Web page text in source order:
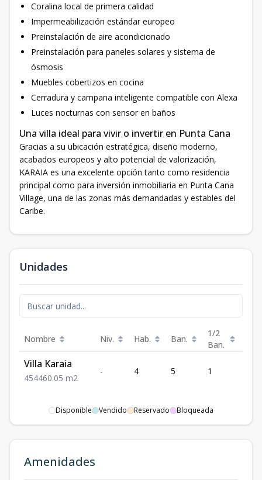
Coralina local de primera calidad
Impermeabilización estándar europeo
Preinstalación de aire acondicionado
Preinstalación para paneles solares y sistema de
ósmosis
Muebles cobertizos en cocina
Cerradura y campana inteligente compatible con Alexa
Luces nocturnas con sensor en baños
Una villa ideal para vivir o invertir en Punta Cana
Gracias a su ubicación estratégica, diseño moderno,
acabados europeos y alto potencial de valorización,
KARAIA es una excelente opción tanto como residencia
principal como para inversión inmobiliaria en Punta Cana
Village, una de las zonas más demandadas y estables del
Caribe.
Unidades
Nombre Niv. Hab. Ban.
1/2
Ban.
Villa Karaia
454460.05 m2
- 4 5 1
Disponible Vendido Reservado Bloqueada
Amenidades